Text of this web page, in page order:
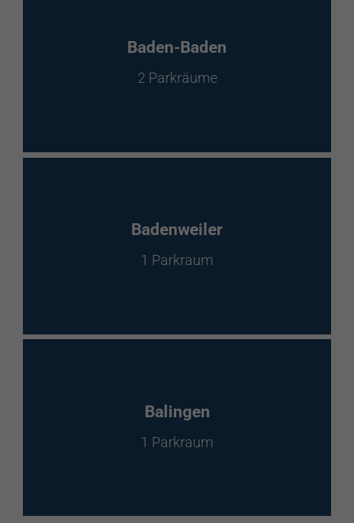
Baden-Baden
2 Parkräume
Badenweiler
1 Parkraum
Balingen
1 Parkraum